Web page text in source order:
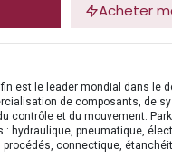
Acheter
est le leader mondial dans le
de composants, de
contrôle et du mouvement.
: hydraulique, pneumatique,
procédés, connectique,